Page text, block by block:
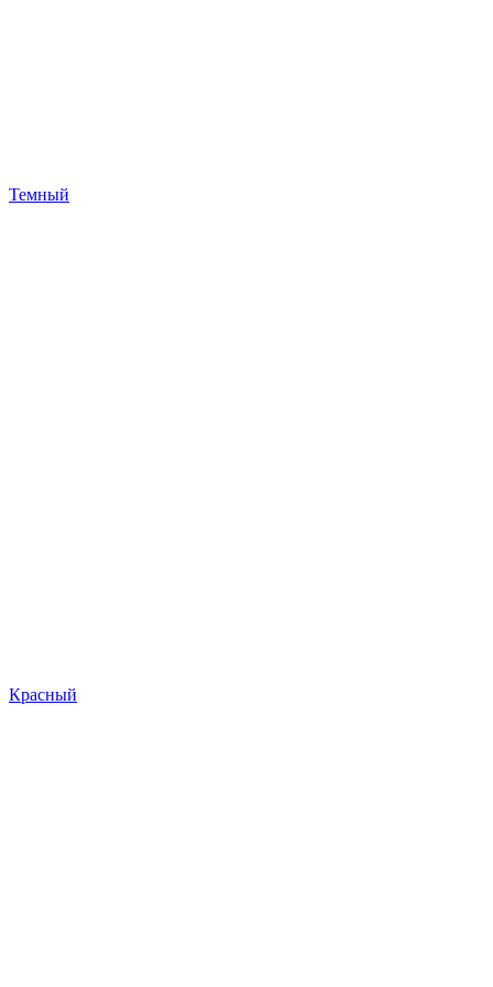
Темный
Красный